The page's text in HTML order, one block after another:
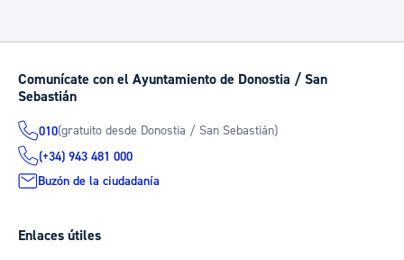
Comunícate con el Ayuntamiento de Donostia / San
Sebastián
010(gratuito desde Donostia / San Sebastián)
(+34) 943 481 000
Buzón de la ciudadanía
Enlaces útiles